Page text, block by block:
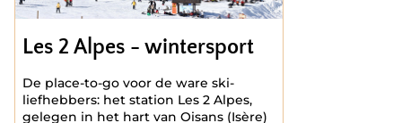
Les 2 Alpes - wintersport
De place-to-go voor de ware ski-
liefhebbers: het station Les 2 Alpes,
gelegen in het hart van Oisans (Isère)